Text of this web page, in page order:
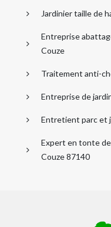
Jardinier taille de
Entreprise
Couze
Traitement anti-
Entreprise de
Entretient parc et
Expert en tonte
Couze 87140